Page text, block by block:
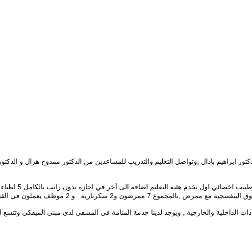
في مستشفى ديشكابي س س ك في عام 1964 من قبل الدكتور ابراهيم بادال ,وتواصل التعليم والتدريب للمساعدين من